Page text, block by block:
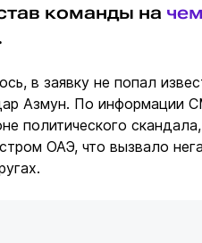
команды на
в заявку не попал
Азмун. По информации
политического
ОАЭ, что вызвало